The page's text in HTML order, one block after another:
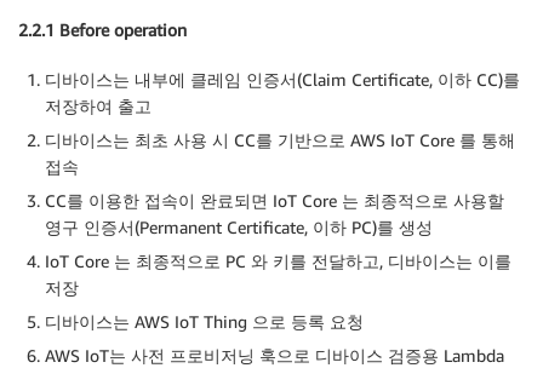
2.2.1 Before operation
디바이스는 내부에 클레임 인증서(Claim Certificate, 이하 CC)를
저장하여 출고
디바이스는 최초 사용 시 CC를 기반으로 AWS IoT Core 를 통해
접속
CC를 이용한 접속이 완료되면 IoT Core 는 최종적으로 사용할
영구 인증서(Permanent Certificate, 이하 PC)를 생성
IoT Core 는 최종적으로 PC 와 키를 전달하고, 디바이스는 이를
저장
디바이스는 AWS IoT Thing 으로 등록 요청
AWS IoT는 사전 프로비저닝 훅으로 디바이스 검증용 Lambda